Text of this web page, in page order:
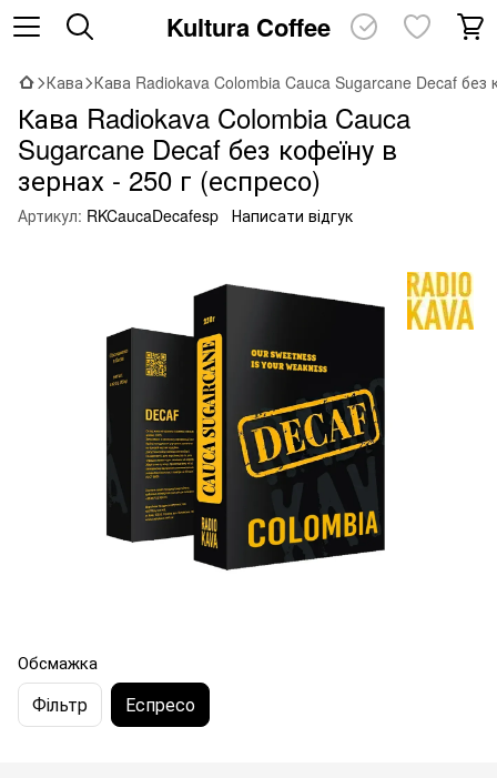
Kultura Coffee
Кава Кава Radiokava Colombia Cauca Sugarcane Decaf без
Кава Radiokava Colombia Cauca
Sugarcane Decaf без кофеїну в
зернах - 250 г (еспресо)
Артикул: RKCaucaDecafesp Написати відгук
Обсмажка
Фільтр Еспресо